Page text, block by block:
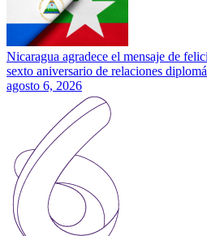
Nicaragua agradece el mensaje de
sexto aniversario de relaciones
agosto 6, 2026